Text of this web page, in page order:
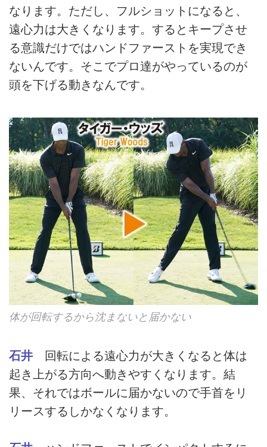
なります。ただし、フルショットになると、
遠心力は大きくなります。するとキープさせ
る意識だけではハンドファーストを実現でき
ないんです。そこでプロ達がやっているのが
頭を下げる動きなんです。
体が回転するから沈まないと届かない
石井 回転による遠心力が大きくなると体は
起き上がる方向へ動きやすくなります。結
果、それではボールに届かないので手首をリ
リースするしかなくなります。